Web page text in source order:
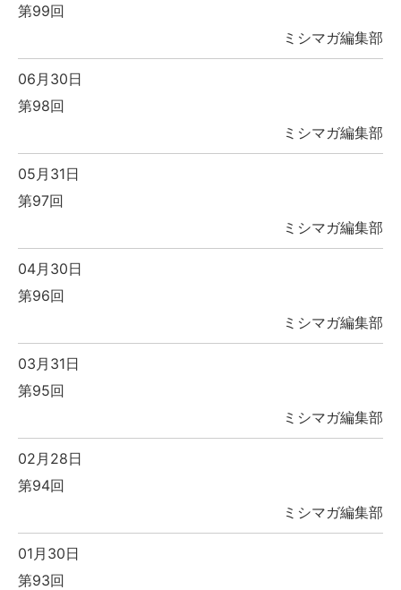
第99回
ミシマガ編集部
06月30日
第98回
ミシマガ編集部
05月31日
第97回
ミシマガ編集部
04月30日
第96回
ミシマガ編集部
03月31日
第95回
ミシマガ編集部
02月28日
第94回
ミシマガ編集部
01月30日
第93回